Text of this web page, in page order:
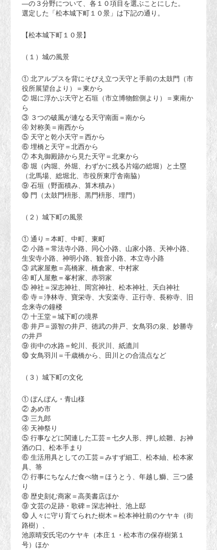
―の３分野について、各１０項目を選ぶことにした。
選定した「松本城下町１０景」は下記の通り。
【松本城下町１０景】
（１）城の風景
① 北アルプスを背にそびえ立つ天守と手前の太鼓門（市
役所展望台より）＝東から
② 堀に浮かぶ天守と石垣（市立博物館側より）＝東南か
ら
③ ３つの破風が連なる天守南面＝南から
④ 対称美＝南西から
⑤ 天守と乾小天守＝西から
⑥ 埋橋と天守＝北西から
⑦ 本丸御殿跡から見た天守＝北東から
⑧ 堀（内堀、外堀、わずかに残る片端の総堀）と土塁
（北馬場、総堀北、市役所東庁舎南脇）
⑨ 石垣（野面積み、算木積み）
⑩ 門（太鼓門枡形、黒門枡形、埋門）
（２）城下町の風景
① 通り＝本町、中町、東町
② 小路＝常法寺小路、同心小路、山家小路、天神小路、
生安寺小路、神明小路、観音小路、本立寺小路
③ 武家屋敷＝高橋家、橋倉家、中村家
④ 町人屋敷＝峯村家、赤羽家
⑤ 神社＝深志神社、岡宮神社、松本神社、天白神社
⑥ 寺＝浄林寺、寶栄寺、大安楽寺、正行寺、長称寺、旧
念来寺の鐘楼
⑦ 十王堂＝城下町の境界
⑧ 井戸＝源智の井戸、徳武の井戸、女鳥羽の泉、妙勝寺
の井戸
⑨ 街中の水路＝蛇川、長沢川、紙漉川
⑩ 女鳥羽川＝千歳橋から、田川との合流点など
（３）城下町の文化
① ぼんぼん・青山様
② あめ市
③ 三九郎
④ 天神祭り
⑤ 行事などに関連した工芸＝七夕人形、押し絵雛、お神
酒の口、松本手まり
⑥ 生活用具としての工芸＝みすず細工、松本紬、松本家
具、箒
⑦ 行事にちなんだ食べ物＝ほうとう、年越し鰤、三つ盛
り
⑧ 歴史刻む商家＝高美書店ほか
⑨ 文芸の足跡・歌碑＝深志神社、池上邸
⑩ 人々に守り育てられた樹木＝松本神社前のケヤキ（街
路樹）、
池原晴安氏宅のケヤキ（本庄１・松本市の保存樹第１
号）ほか